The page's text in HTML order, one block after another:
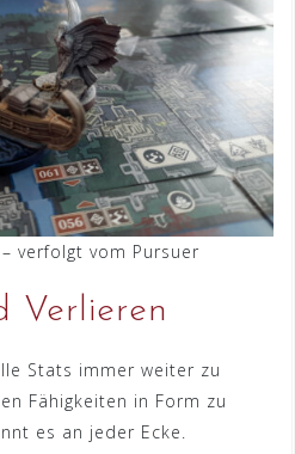
verfolgt vom Pursuer
Verlieren
Stats immer weiter zu
Fähigkeiten in Form zu
es an jeder Ecke.